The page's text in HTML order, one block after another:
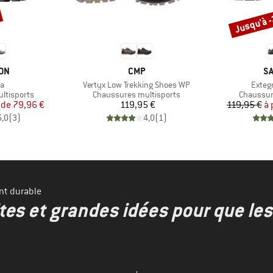
réduit
79,96 €
(3)
MARQUE
CMP
Article
Vertyx Low Trekking Shoes WP
Product group
Chaussures multisports
Prix
119,95 €
4,0( 1)
Article
Product
119,95 € à
Remise
Jusqu'à
durable
et grandes idées pour que